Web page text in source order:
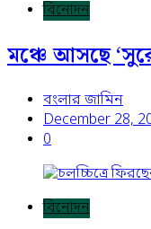
বিনোদন
মঞ্চে আসছে
বংলার জামিন
December 28,
0
বিনোদন